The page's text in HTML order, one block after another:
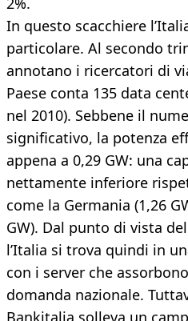
In questo scacchiere
particolare. Al secondo
annotano i ricercatori di
Paese conta 135 data
nel 2010). Sebbene il
significativo, la potenza
appena a 0,29 GW: una
nettamente inferiore
come la Germania (1,26
GW). Dal punto di vista
l’Italia si trova quindi in
con i server che
domanda nazionale.
Bankitalia solleva un